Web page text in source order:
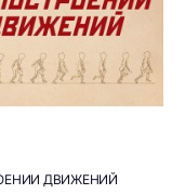
ДВИЖЕНИЙ